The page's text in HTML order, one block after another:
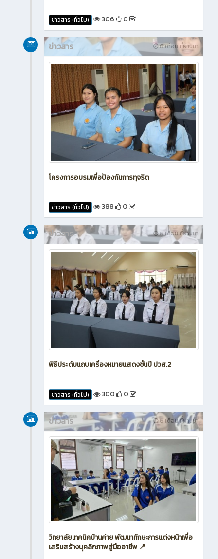
ข่าวสาร (ทั่วไป) 306 0
6 เดือน ที่ผ่านมา
ข่าวสาร
โครงการอบรมเพื่อป้องกันการทุจริต
ข่าวสาร (ทั่วไป) 388 0
6 เดือน ที่ผ่านมา
ข่าวสาร
พิธีประดับแถบเครื่องหมายแสดงชั้นปี ปวส.2
ข่าวสาร (ทั่วไป) 300 0
6 เดือน ที่ผ่านมา
ข่าวสาร
วิทยาลัยเทคนิคบ้านค่าย พัฒนาทักษะการแต่งหน้าเพื่อ
เสริมสร้างบุคลิกภาพสู่มืออาชีพ 📍